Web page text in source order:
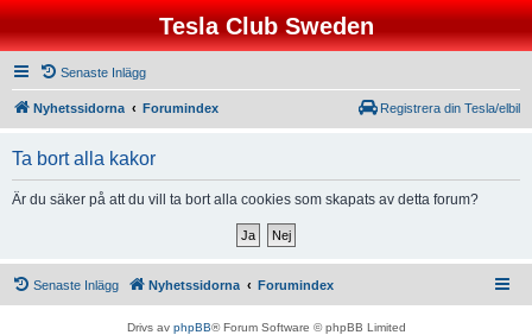
Tesla Club Sweden
Senaste Inlägg
Nyhetssidorna Forumindex Registrera din Tesla/elbil
Ta bort alla kakor
Är du säker på att du vill ta bort alla cookies som skapats av detta forum?
Senaste Inlägg Nyhetssidorna Forumindex
Drivs av phpBB® Forum Software © phpBB Limited